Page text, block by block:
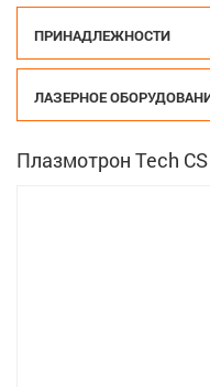
ПРИНАДЛЕЖНОСТИ
ЛАЗЕРНОЕ
Плазмотрон Tech